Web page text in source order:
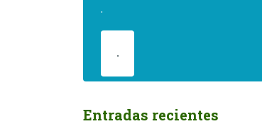
.
.
Entradas recientes